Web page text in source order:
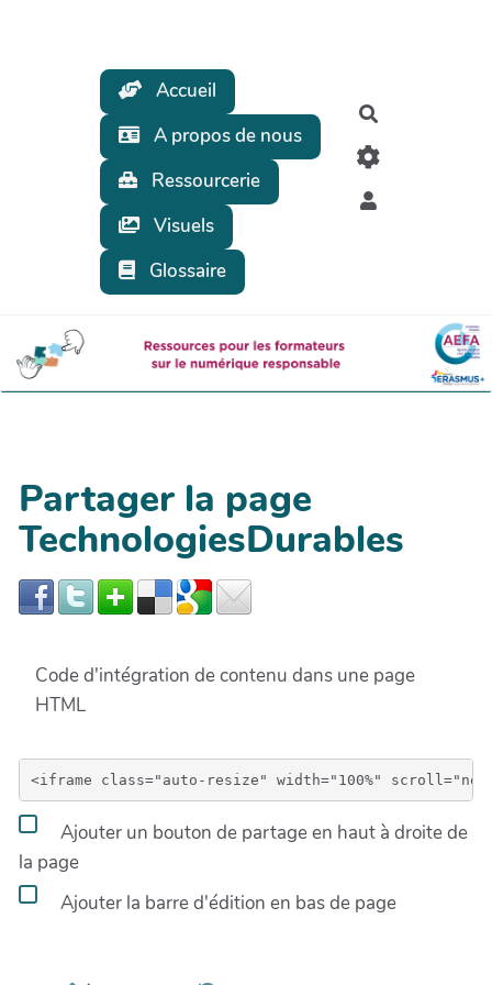
Accueil
A propos de nous
Ressourcerie
Visuels
Glossaire
Partager la page
TechnologiesDurables
Code d'intégration de contenu dans une page
HTML
Ajouter un bouton de partage en haut à droite de
la page
Ajouter la barre d'édition en bas de page